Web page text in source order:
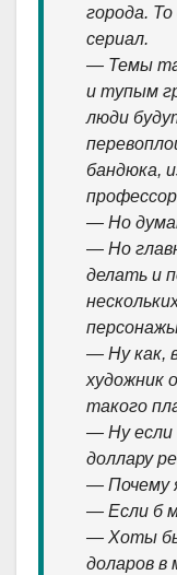
города.
сериал.
— Темы
и тупым
люди
бандюка,
— Но
— Но
делать и
— Ну как,
художник
такого
— Ну если
доллару
— Почему
— Если б
— Хоты
доларов в